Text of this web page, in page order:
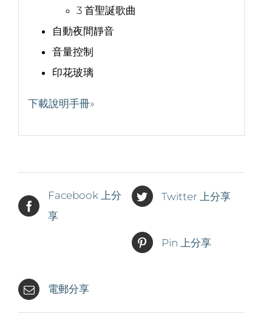
3 首聖誕歌曲
自動夜間靜音
音量控制
印花玻璃
下載說明手冊»
Facebook 上分
享
Twitter 上分享
Pin 上分享
電郵分享